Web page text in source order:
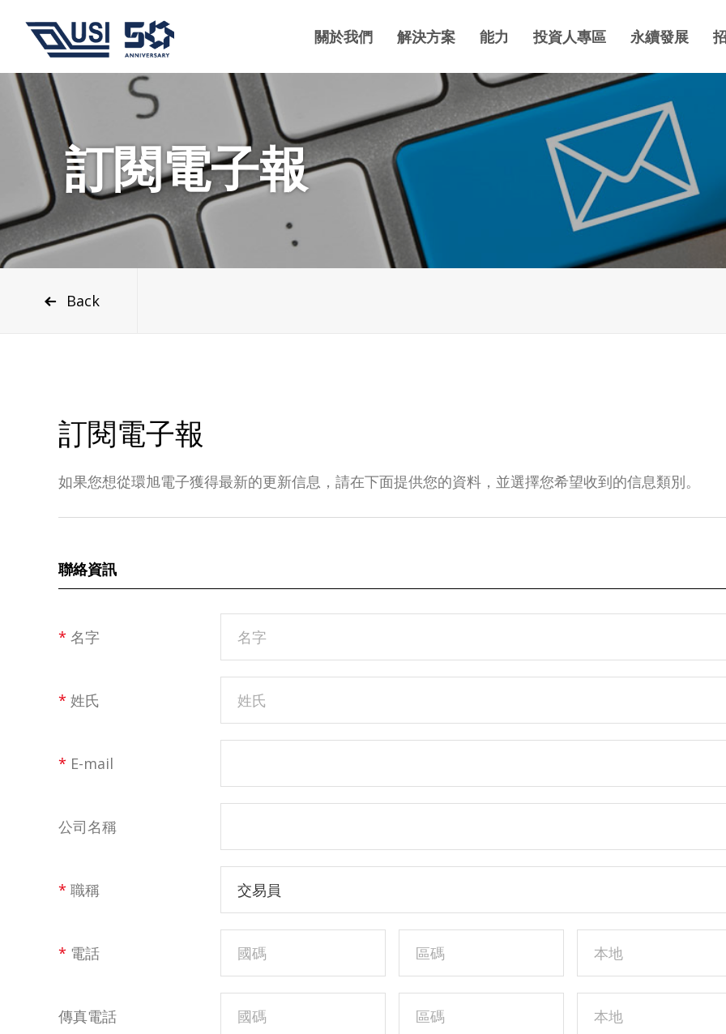
關於我們 解決方案 能力 投資人專區 永續發展
訂閱電子報
Back
訂閱電子報
如果您想從環旭電子獲得最新的更新信息，請在下面提供您的資料，並選擇您希望收到的信息類別。
聯絡資訊
* 名字
* 姓氏
* E-mail
公司名稱
* 職稱 交易員
* 電話
傳真電話